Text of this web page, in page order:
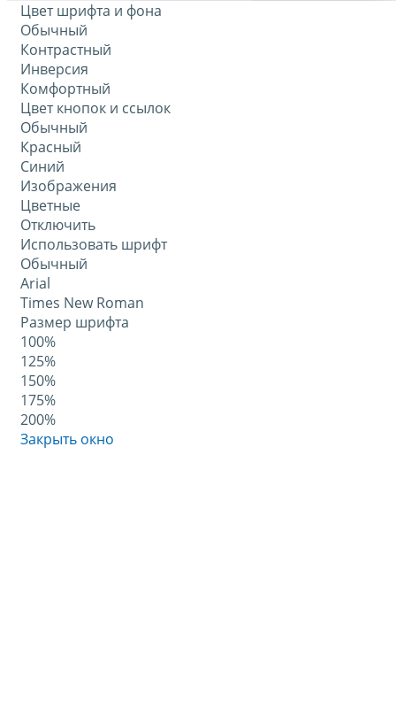
Цвет шрифта и фона
Обычный
Контрастный
Инверсия
Комфортный
Цвет кнопок и ссылок
Обычный
Красный
Синий
Изображения
Цветные
Отключить
Использовать шрифт
Обычный
Arial
Times New Roman
Размер шрифта
100%
125%
150%
175%
200%
Закрыть окно